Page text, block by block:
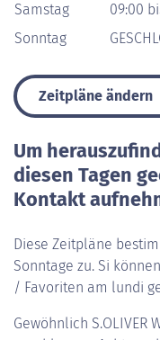
Samstag
09:00
Sonntag
Zeitpläne ändern
Um
diesen Tagen
Kontakt
Diese Zeitpläne
Sonntage zu. Si
/ Favoriten am lundi
Gewöhnlich S.OLIVER